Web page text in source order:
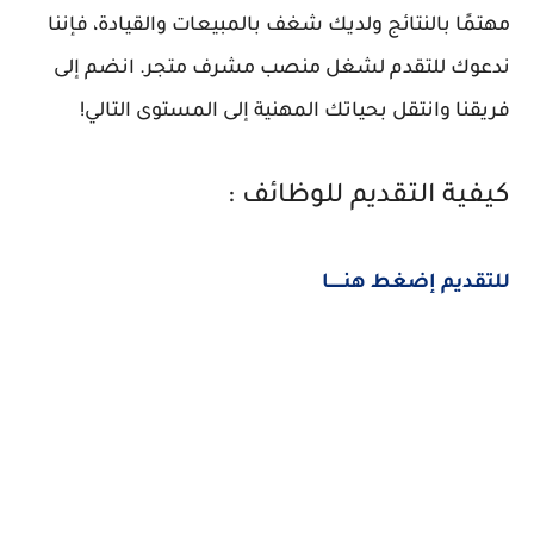
مهتمًا بالنتائج ولديك شغف بالمبيعات والقيادة، فإننا
ندعوك للتقدم لشغل منصب مشرف متجر. انضم إلى
فريقنا وانتقل بحياتك المهنية إلى المستوى التالي!
كيفية التقديم للوظائف :
للتقديم إضغط هنــــــا